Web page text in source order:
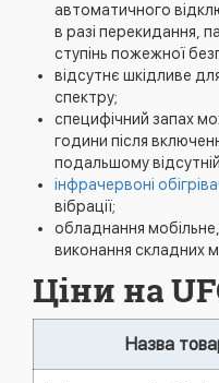
автоматичного
в разі перекидання,
ступінь пожежної
відсутнє шкідливе
спектру;
специфічний запах
години після
подальшому
інфрачервоні
вібрації;
обладнання
виконання складних
Ціни на
Назва